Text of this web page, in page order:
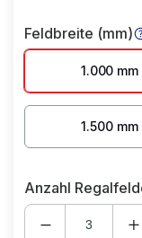
Feldbreite (mm)
1.000 mm
1.500 mm
Anzahl